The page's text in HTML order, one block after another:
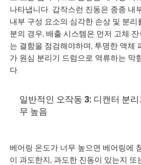
나타냅니다. 갑작스런 진동은 종종 내
내부 구성 요소의 심각한 손상 및 분리
분의 경우, 배출 시스템은 먼저 고체
는 결함을 점검해야하며, 투명한 액체
가 원심 분리기 드럼으로 역류하는 막
다.
일반적인 오작동 3: 디캔터 분
무 높음
베어링 온도가 너무 높으면 베어링에
이 과도한지, 과도한 진동이 있는지 또